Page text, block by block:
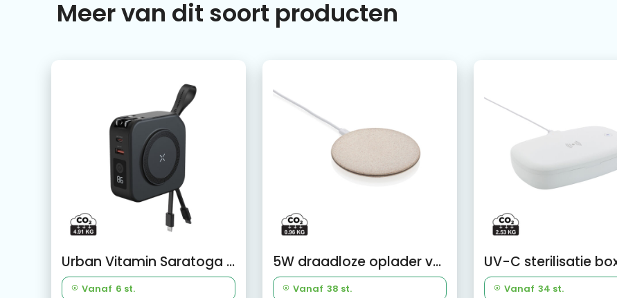
Meer van dit soort producten
Urban Vitamin Saratoga 5-in-1 universele lader
Vanaf 6 st.
5W draadloze oplader van tarwestro
Vanaf 38 st. Vanaf 34 st.